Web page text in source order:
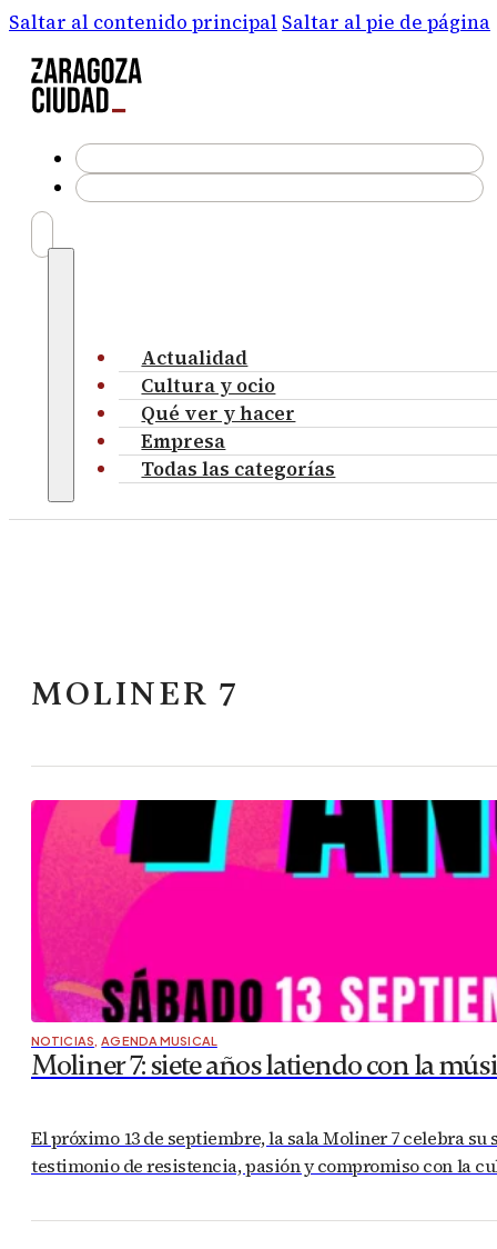
Saltar al contenido principal Saltar al pie de página
Actualidad
Cultura y ocio
Qué ver y hacer
Empresa
Todas las categorías
MOLINER 7
NOTICIAS, AGENDA MUSICAL
Moliner 7: siete años latiendo con la
El próximo 13 de septiembre, la sala Moliner 7 celebra
testimonio de resistencia, pasión y compromiso con la